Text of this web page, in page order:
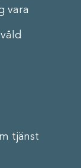
vara
tjänst